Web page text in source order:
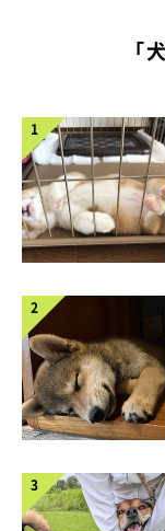
「